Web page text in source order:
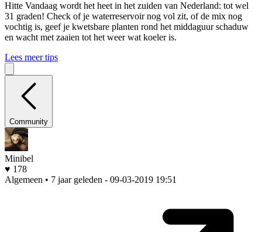
Hitte Vandaag wordt het heet in het zuiden van Nederland: tot wel
31 graden! Check of je waterreservoir nog vol zit, of de mix nog
vochtig is, geef je kwetsbare planten rond het middaguur schaduw
en wacht met zaaien tot het weer wat koeler is.
Lees meer tips
Community
Minibel
♥ 178
Algemeen • 7 jaar geleden - 09-03-2019 19:51